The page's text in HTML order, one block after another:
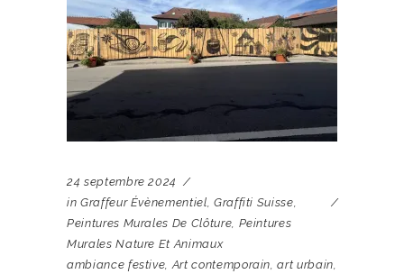
24 septembre 2024
in Graffeur Évènementiel Graffiti Suisse
Peintures Murales De Clôture Peintures
Murales Nature Et Animaux
ambiance festive Art contemporain ,art urbain